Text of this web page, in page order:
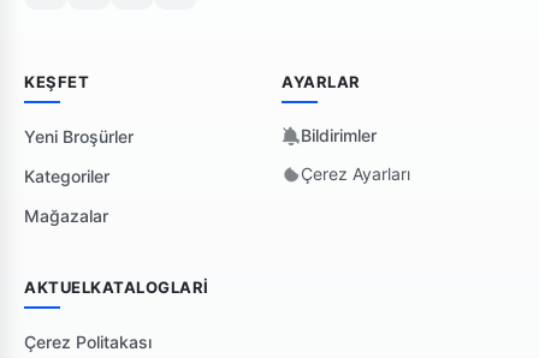
KEŞFET
Yeni Broşürler
Kategoriler
Mağazalar
AYARLAR
Bildirimler
Çerez Ayarları
AKTUELKATALOGLARI
Çerez Politakası